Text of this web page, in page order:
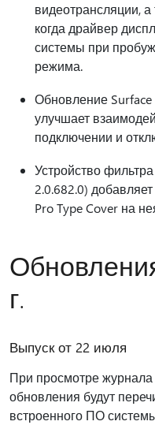
видеотрансляции, а
когда драйвер
системы при
режима.
Обновление Surface
улучшает
подключении и
Устройство
2.0.682.0)
Pro Type Cover на
г.
Выпуск от 22 июля
При просмотре
обновления будут
встроенного ПО